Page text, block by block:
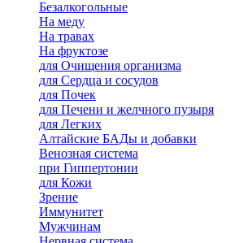
Безалкогольные
На меду
На травах
На фруктозе
для Очищения организма
для Сердца и сосудов
для Почек
для Печени и желчного пузыря
для Легких
Алтайские БАДы и добавки
Венозная система
при Гиппертонии
для Кожи
Зрение
Иммунитет
Мужчинам